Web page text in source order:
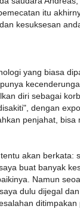
itu
kesuksesan
yang biasa
diri sebagai
dengan
penjahat, bisa
akan berkata:
buat banyak
Namun
dulu dijegal
ditimpakan